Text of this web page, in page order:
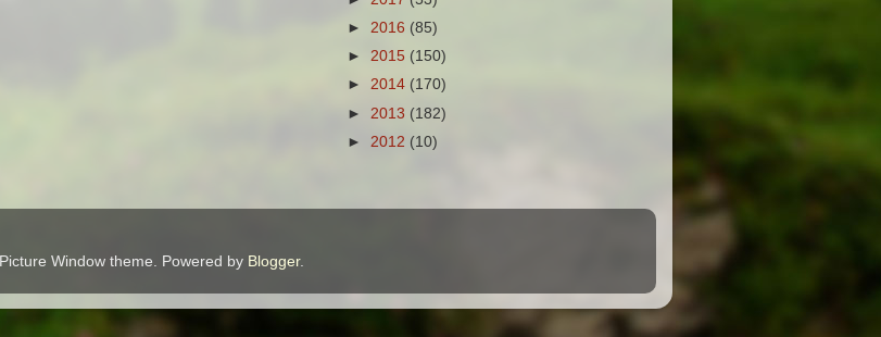
► 2016 (85)
► 2015 (150)
► 2014 (170)
► 2013 (182)
► 2012 (10)
Picture Window theme. Powered by Blogger.